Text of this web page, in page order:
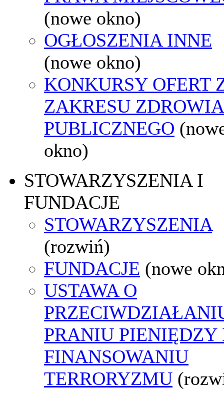
(nowe okno)
OGŁOSZENIA INNE
(nowe okno)
KONKURSY OFERT
ZAKRESU ZDROWIA
PUBLICZNEGO
okno)
STOWARZYSZENIA I
FUNDACJE
STOWARZYSZENIA
(rozwiń)
FUNDACJE (nowe
USTAWA O
PRANIU PIENIĘDZY
FINANSOWANIU
TERRORYZMU